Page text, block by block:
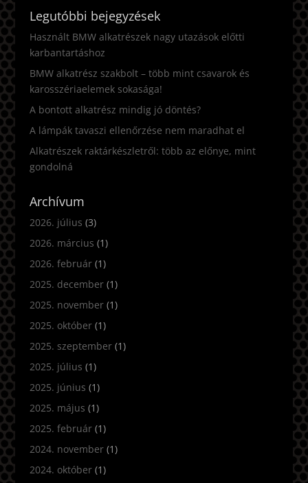
Legutóbbi bejegyzések
Használt BMW alkatrészek nagy utazások előtti
karbantartáshoz
BMW alkatrész szakbolt – több mint csavarok és
karosszériaelemek sokasága!
A bontott alkatrész mindig jó döntés?
A lámpák tavaszi ellenőrzése nem maradhat el
Alkatrészek raktárkészletről: több az előnye, mint
gondolná
Archívum
2026. július (3)
2026. március (1)
2026. február(1)
2025. december(1)
2025. november(1)
2025. október(1)
2025. szeptember(1)
2025. július (1)
2025. június (1)
2025. május (1)
2025. február(1)
2024. november(1)
2024. október(1)